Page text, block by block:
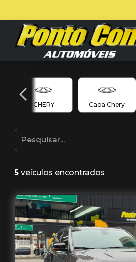
CHERY Caoa Chery
5 veículos encontrados